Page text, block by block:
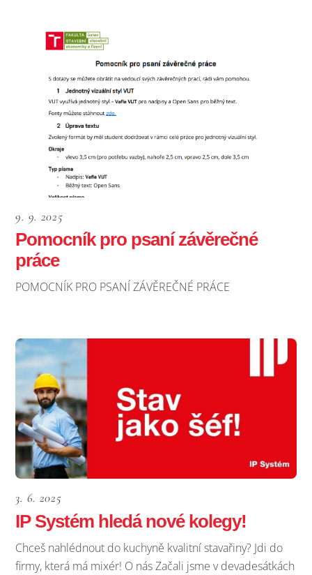
9. 9. 2025
Pomocník pro psaní závěrečné
práce
POMOCNÍK PRO PSANÍ ZÁVĚREČNÉ PRÁCE
3. 6. 2025
IP Systém hledá nové kolegy!
Chceš nahlédnout do kuchyně kvalitní stavařiny? Jdi do
firmy, která má mixér! O nás Začali jsme v devadesátkách